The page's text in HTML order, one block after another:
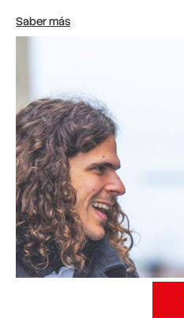
Saber más